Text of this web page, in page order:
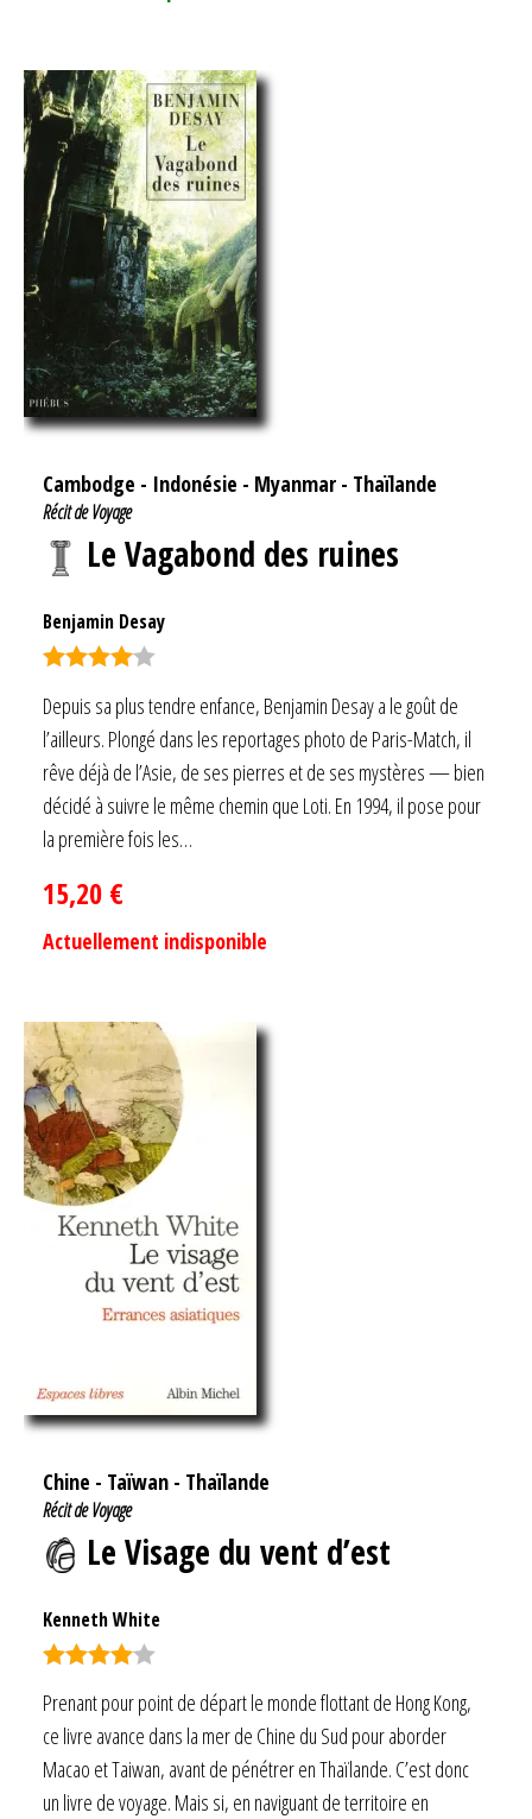
Cambodge - Indonésie - Myanmar - Thaïlande
Récit de Voyage
Le Vagabond des ruines
Benjamin Desay
sur 5
Depuis sa plus tendre enfance, Benjamin Desay a le goût de
l’ailleurs. Plongé dans les reportages photo de Paris-Match, il
rêve déjà de l’Asie, de ses pierres et de ses mystères — bien
décidé à suivre le même chemin que Loti. En 1994, il pose pour
la première fois les…
15,20 €
Actuellement indisponible
Chine - Taïwan - Thaïlande
Récit de Voyage
Le Visage du vent d’est
Kenneth White
Prenant pour point de départ le monde flottant de Hong Kong,
ce livre avance dans la mer de Chine du Sud pour aborder
Macao et Taiwan, avant de pénétrer en Thaïlande. C’est donc
un livre de voyage. Mais si, en naviguant de territoire en